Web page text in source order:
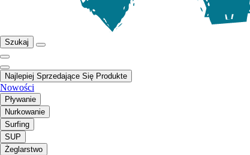
Szukaj
Najlepiej Sprzedające Się Produkte
Nowości
Pływanie
Nurkowanie
Surfing
SUP
Żeglarstwo